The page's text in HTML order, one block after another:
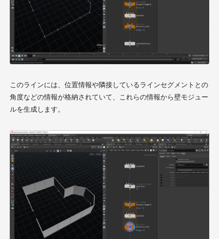
このラインには、位置情報や隣接しているラインセグメントとの
角度などの情報が格納されていて、これらの情報から壁モジュー
ルを生成します。